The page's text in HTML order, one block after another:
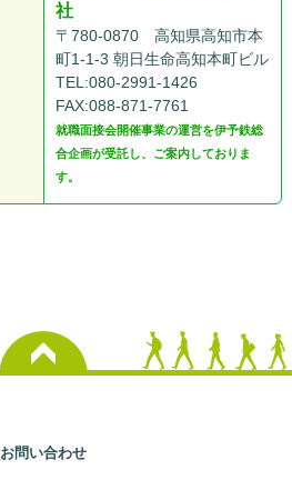
社
〒780-0870 高知県高知市本
町1-1-3 朝日生命高知本町ビル
TEL:080-2991-1426
FAX:088-871-7761
就職面接会開催事業の運営を伊予鉄総
合企画が受託し、ご案内しておりま
す。
お問い合わせ